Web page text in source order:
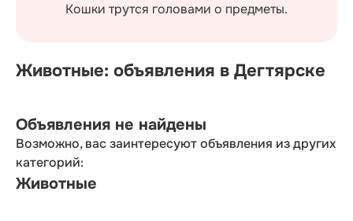
Кошки трутся головами о предметы.
Животные: объявления в Дегтярске
Объявления не найдены
Возможно, вас заинтересуют объявления из других
категорий:
Животные